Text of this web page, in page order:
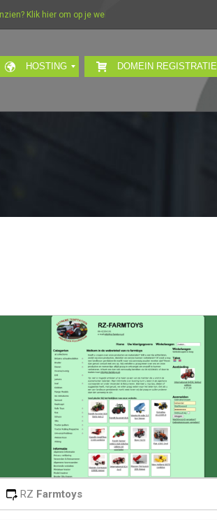
Klik hier om op je webmail in te loggen…
HOSTING DOMEIN REGISTRATIE
RZ Farmtoys